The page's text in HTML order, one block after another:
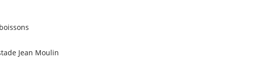
Jean Moulin